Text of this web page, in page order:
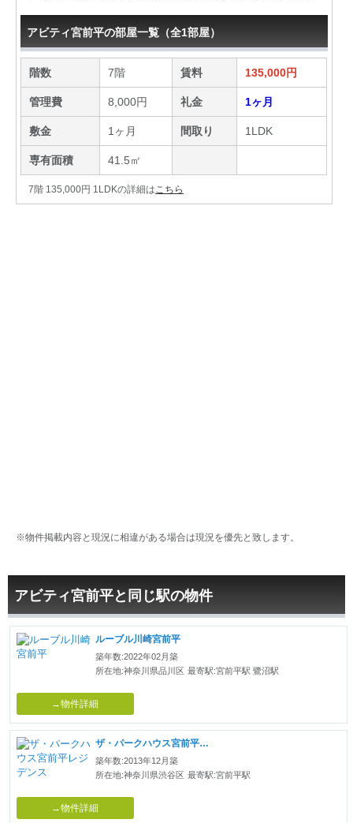
アビティ宮前平の部屋一覧（全1部屋）
階数 7階 賃料 135,000円
管理費 8,000円 礼金 1ヶ月
敷金 1ヶ月 間取り 1LDK
専有面積 41.5㎡
7階 135,000円 1LDKの詳細は こちら
※物件掲載内容と現況に相違がある場合は現況を優先と致します。
アビティ宮前平と同じ駅の物件
ルーブル川崎宮前平
築年数:2022年02月築
所在地:神奈川県品川区 最寄駅:宮前平駅 鷺沼駅
→物件詳細
ザ・パークハウス宮前平レジデンス
築年数:2013年12月築
所在地:神奈川県渋谷区 最寄駅:宮前平駅
→物件詳細